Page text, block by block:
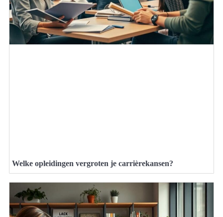
Welke opleidingen vergroten je carrièrekansen?